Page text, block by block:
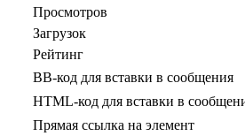
Просмотров
Загрузок
Рейтинг
BB-код для вставки в сообщения
HTML-код для вставки в
Прямая ссылка на элемент